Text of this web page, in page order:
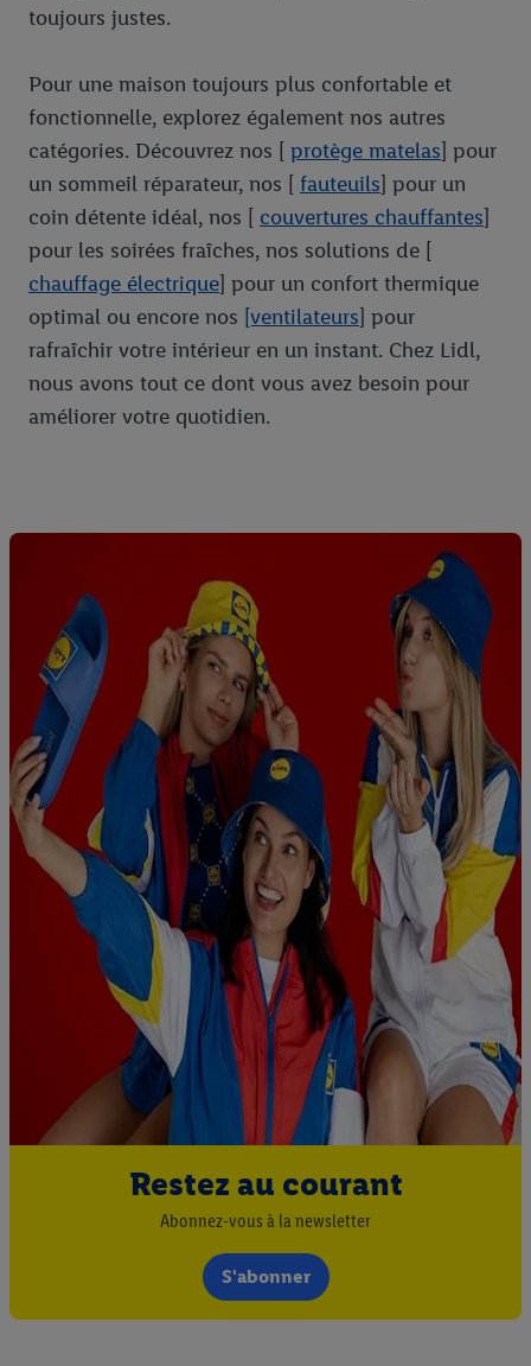
toujours justes.
Pour une maison toujours plus confortable et
fonctionnelle, explorez également nos autres
catégories. Découvrez nos [ protège matelas] pour
un sommeil réparateur, nos [ fauteuils] pour un
coin détente idéal, nos [ couvertures chauffantes]
pour les soirées fraîches, nos solutions de [
chauffage électrique] pour un confort thermique
optimal ou encore nos [ventilateurs] pour
rafraîchir votre intérieur en un instant. Chez Lidl,
nous avons tout ce dont vous avez besoin pour
améliorer votre quotidien.
Restez au courant
Abonnez-vous à la newsletter
S'abonner